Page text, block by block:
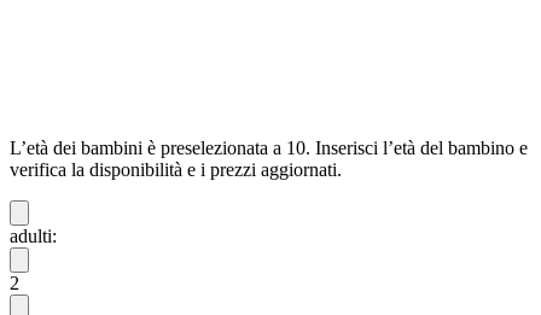
L’età dei bambini è preselezionata a 10. Inserisci l’età del bambino e
verifica la disponibilità e i prezzi aggiornati.
adulti:
2